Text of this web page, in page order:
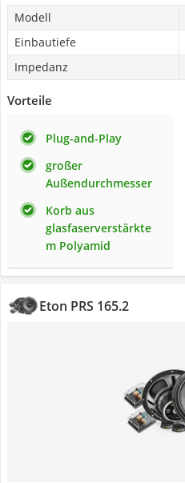
Modell
Einbautiefe
Impedanz
Vorteile
Plug-and-Play
großer
Außendurchmesser
Korb aus
glasfaserverstärkte
m Polyamid
Eton PRS 165.2